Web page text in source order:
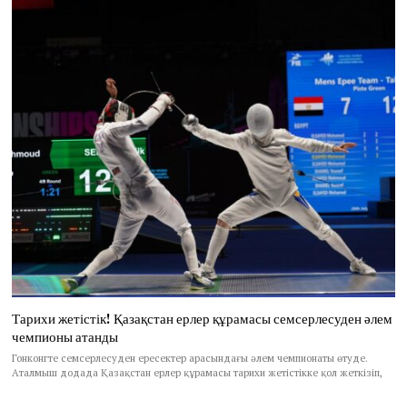
Тарихи жетістік! Қазақстан ерлер құрамасы семсерлесуден әлем
чемпионы атанды
Гонконгте семсерлесуден ересектер арасындағы әлем чемпионаты өтуде.
Аталмыш додада Қазақстан ерлер құрамасы тарихи жетістікке қол жеткізіп,